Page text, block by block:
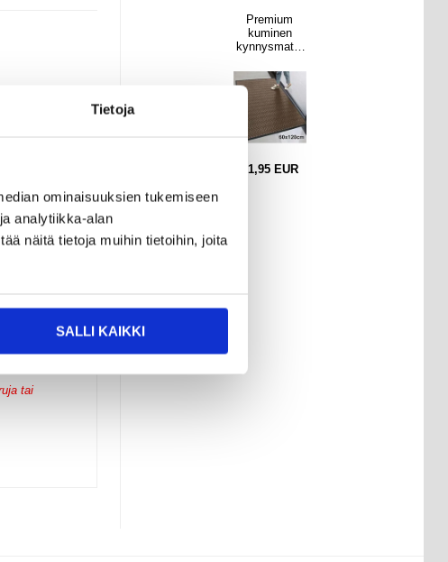
Tietoja
ominaisuuksien tukemiseen
analytiikka-alan
näitä tietoja muihin tietoihin, joita
SALLI KAIKKI
tai
Premium
kuminen
kynnysmatto
liukumaton
(Avoin
pakkaus -
Erinomainen)
- Beige /
ruskea
51,95 EUR